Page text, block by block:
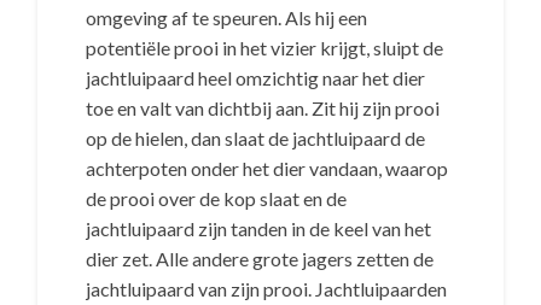
omgeving af te speuren. Als hij een
potentiële prooi in het vizier krijgt, sluipt de
jachtluipaard heel omzichtig naar het dier
toe en valt van dichtbij aan. Zit hij zijn prooi
op de hielen, dan slaat de jachtluipaard de
achterpoten onder het dier vandaan, waarop
de prooi over de kop slaat en de
jachtluipaard zijn tanden in de keel van het
dier zet. Alle andere grote jagers zetten de
jachtluipaard van zijn prooi. Jachtluipaarden